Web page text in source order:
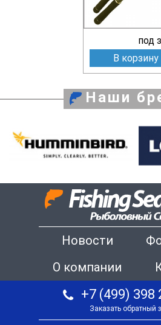
под
В корзину
Наши
Новости
О компании
+7 (499) 398
Заказать обратный